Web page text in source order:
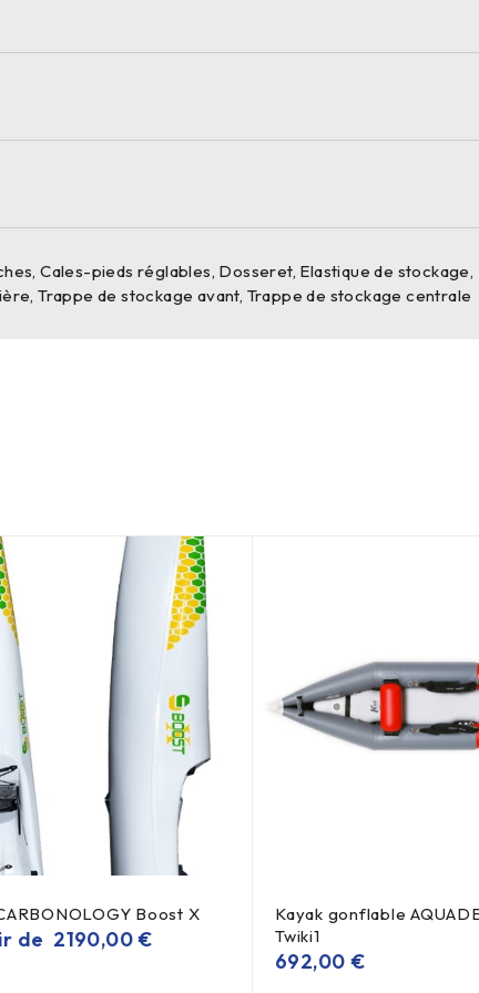
Cales-pieds réglables, Dosseret, Elastique de
Trappe de stockage avant, Trappe de stockage centrale
Boost X
de 2190,00€
Kayak gonflable
Twiki1
692,00 €